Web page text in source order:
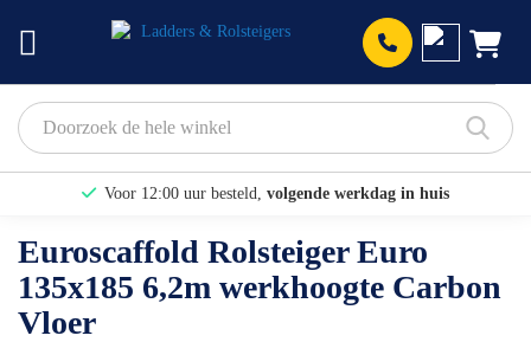
Voor 12:00 uur besteld, volgende werkdag in huis
Bekijk hier onze Actiepagina
Binnen 1 dag eengratis offerte
Euroscaffold Rolsteiger Euro
135x185 6,2m werkhoogte Carbon
Vloer